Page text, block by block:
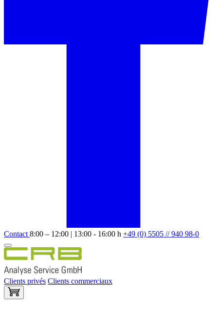
Contact 8:00 – 12:00 | 13:00 - 16:00 h +49 (0) 5505 // 940 98-0
Clients privés Clients commerciaux